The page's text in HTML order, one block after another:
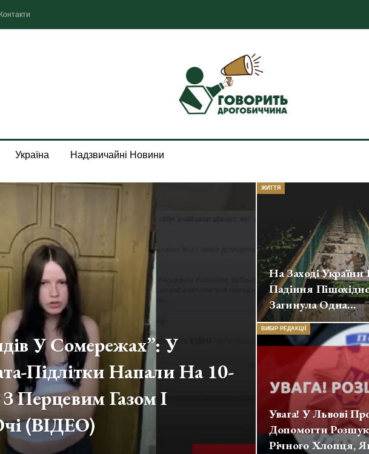
Контакти
Україна Надзвичайні Новини
У Сомережах”: У
Підлітки Напали На 10-
Перцевим Газом І
(ВІДЕО)
ЖИТТЯ
На Заході України
Падіння
Загинула Одна…
ВИБІР РЕДАКЦІЇ
Увага! У Львові
Допомогти
Річного Хлопця,